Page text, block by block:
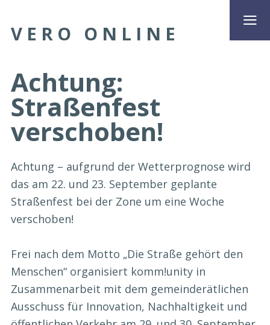
VERO ONLINE
Achtung:
Straßenfest
verschoben!
Achtung – aufgrund der Wetterprognose wird
das am 22. und 23. September geplante
Straßenfest bei der Zone um eine Woche
verschoben!
Frei nach dem Motto „Die Straße gehört den
Menschen“ organisiert komm!unity in
Zusammenarbeit mit dem gemeinderätlichen
Ausschuss für Innovation, Nachhaltigkeit und